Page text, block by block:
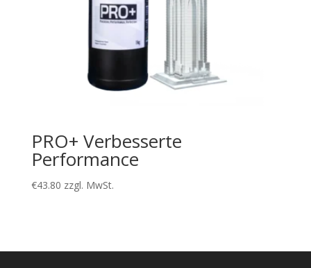
PRO+ Verbesserte
Performance
€43.80 zzgl. MwSt.